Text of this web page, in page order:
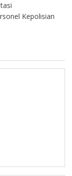
Kepolisian